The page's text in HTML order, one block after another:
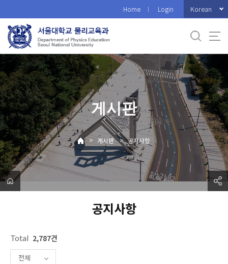
로
메
뉴
Home Login Korean
게시판
> 게시판 > 공지사항
공지사항
Total 2,787건
전체